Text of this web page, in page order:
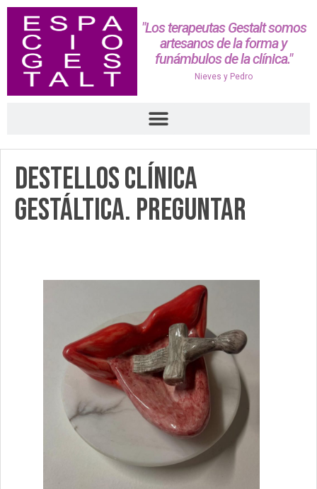
"Los terapeutas Gestalt somos
artesanos de la forma y
funámbulos de la clínica."
Nieves y Pedro
Destellos Clínica
Gestáltica. Preguntar